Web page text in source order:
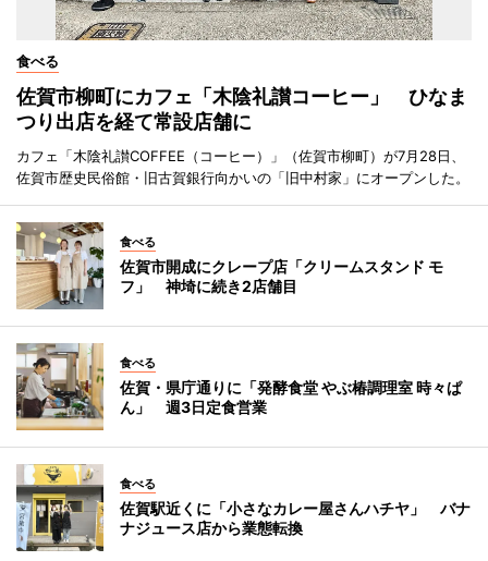
食べる
佐賀市柳町にカフェ「木陰礼讃コーヒー」 ひなま
つり出店を経て常設店舗に
カフェ「木陰礼讃COFFEE（コーヒー）」（佐賀市柳町）が7月28日、
佐賀市歴史民俗館・旧古賀銀行向かいの「旧中村家」にオープンした。
食べる
佐賀市開成にクレープ店「クリームスタンド モ
フ」 神埼に続き2店舗目
食べる
佐賀・県庁通りに「発酵食堂 やぶ椿調理室 時々ぱ
ん」 週3日定食営業
食べる
佐賀駅近くに「小さなカレー屋さんハチヤ」 バナ
ナジュース店から業態転換